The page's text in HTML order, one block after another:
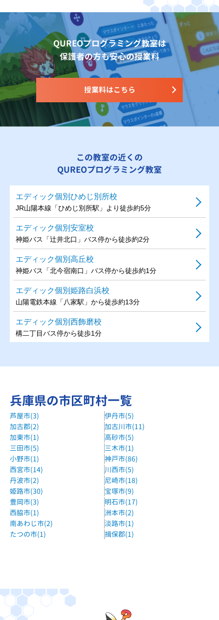
QUREOプログラミング教室は
保護者の方も安心の授業料
授業料はこちら
この教室の近くの
QUREOプログラミング教室
エディック個別ひめじ別所校
JR山陽本線「ひめじ別所駅」より徒歩約5分
エディック個別安室校
神姫バス「辻井北口」バス停から徒歩約2分
エディック個別高丘校
神姫バス「北今宿南口」バス停から徒歩約1分
エディック個別姫路白浜校
山陽電鉄本線「八家駅」から徒歩約13分
エディック個別西飾磨校
構二丁目バス停から徒歩1分
山陽電気鉄道本線・網干線 飾磨駅 徒歩5分
山陽電車網干駅徒歩1分
個別指導のGrowing飾磨校
山陽電鉄亀山駅徒歩13分
個別指導のGrowing青山校
神姫バス停留所南山西口徒歩4分
個別指導のGrowing飾磨西校
山陽電鉄西飾磨駅徒歩15分
個別指導のGrowing荒川校
JR手柄山平和公園駅徒歩12分
個別指導のGrowing八幡校
高島英才学院飾磨校
山陽電気鉄道本線・網干線 飾磨駅 徒歩すぐ
兵庫県の市区町村一覧
芦屋市(3)
伊丹市(5)
加古郡(2)
加古川市(11)
加東市(1)
高砂市(5)
三田市(5)
三木市(1)
小野市(1)
神戸市(86)
西宮市(14)
川西市(5)
丹波市(2)
尼崎市(18)
姫路市(30)
宝塚市(9)
豊岡市(3)
明石市(17)
西脇市(1)
洲本市(2)
南あわじ市(2)
淡路市(1)
たつの市(1)
揖保郡(1)